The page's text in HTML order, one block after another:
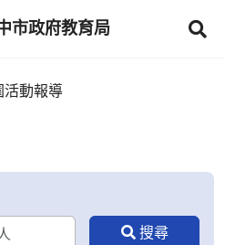
市政府教育局
活動報導